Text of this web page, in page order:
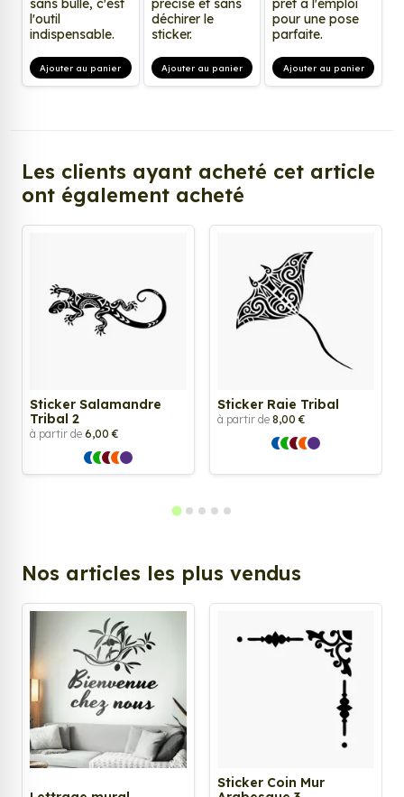
sans bulle, c'est
l'outil
indispensable.
Ajouter au panier
précise et sans
déchirer le
sticker.
Ajouter au panier
prêt à l'emploi
pour une pose
parfaite.
Ajouter au panier
Les clients ayant acheté cet article
ont également acheté
Sticker Salamandre
Tribal 2
à partir de 6,00 €
Sticker Raie Tribal
à partir de 8,00 €
Nos articles les plus vendus
Sticker Coin Mur